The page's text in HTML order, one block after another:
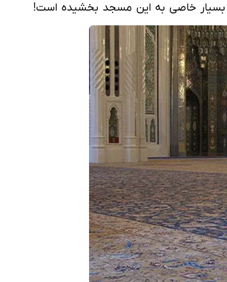
بسیار خاصی به این مسجد بخشیده است!